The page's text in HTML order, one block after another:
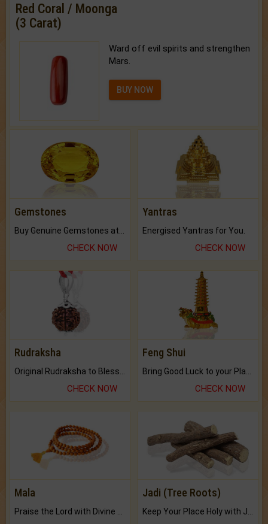
Red Coral / Moonga
(3 Carat)
Ward off evil spirits and strengthen
Mars.
BUY NOW
Gemstones
CHECK NOW
Yantras
Energised Yantras for You.
CHECK NOW
Rudraksha
CHECK NOW
Feng Shui
CHECK NOW
Mala
Praise the Lord with Divine Energies of Mala.
Jadi (Tree Roots)
Keep Your Place Holy with Jadi.